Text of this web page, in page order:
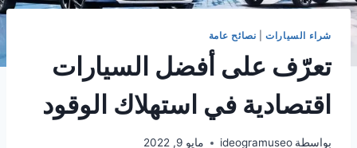
شراء السيارات| نصائح عامة
تعرّف على أفضل السيارات
اقتصادية في استهلاك الوقود
بواسطة ideogramuseo مايو 9, 2022